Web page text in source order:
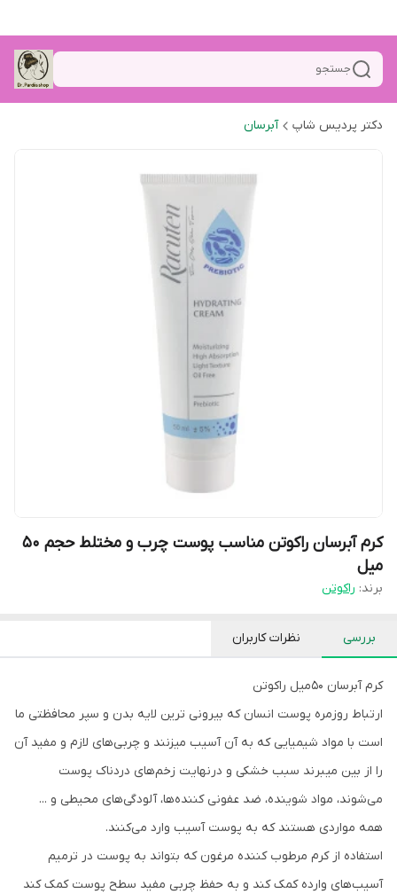
جستجو
دکتر پردیس شاپ آبرسان
کرم آبرسان راکوتن مناسب پوست چرب و مختلط حجم 50
میل
برند: راکوتن
بررسی نظرات کاربران
کرم آبرسان 50میل راکوتن
ارتباط روزمره پوست انسان که بیرونی ترین لایه بدن و سپر محافظتی ما
است با مواد شیمیایی که به آن آسیب میزنند و چربی‌های لازم و مفید آن
را از بین میبرند سبب خشکی و درنهایت زخم‌های دردناک پوست
می‌شوند، مواد شوینده، ضد عفونی کننده‌ها، آلودگی‌های محیطی و ...
همه مواردی هستند که به پوست آسیب وارد می‌کنند.
استفاده از کرم مرطوب کننده مرغون که بتواند به پوست در ترمیم
آسیب‌های وارده کمک کند و به حفظ چربی مفید سطح پوست کمک کند